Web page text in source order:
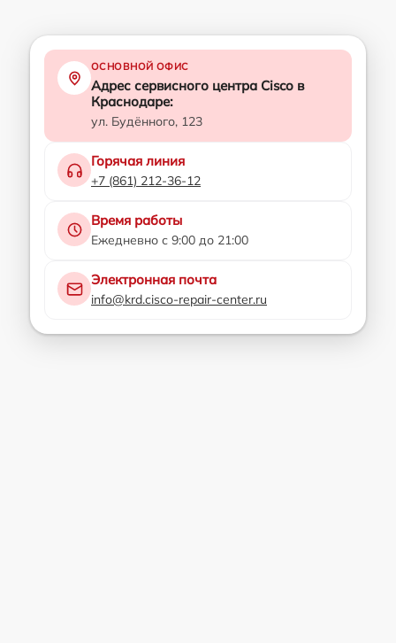
ОСНОВНОЙ ОФИС
Адрес сервисного центра Cisco в
Краснодаре:
ул. Будённого, 123
Горячая линия
+7 (861) 212-36-12
Время работы
Ежедневно с 9:00 до 21:00
Электронная почта
info@krd.cisco-repair-center.ru